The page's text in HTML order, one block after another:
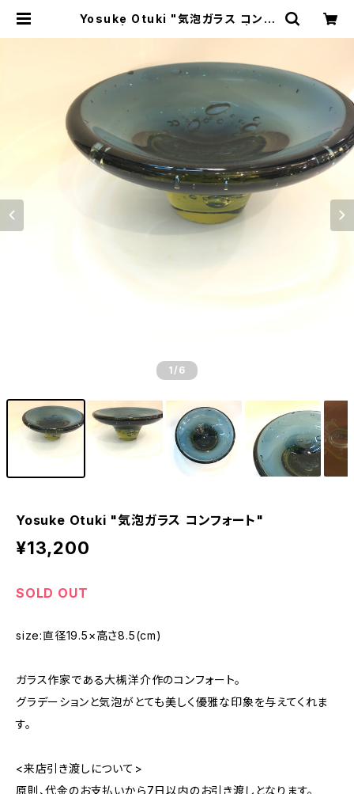
Yosuke Otuki "気泡ガラス コンフ
1 /6
Yosuke Otuki "気泡ガラス コンフォート"
¥13,200
SOLD OUT
size:直径19.5×高さ8.5(cm)
ガラス作家である大槻洋介作のコンフォート。
グラデーションと気泡がとても美しく優雅な印象を与えてくれま
す。
<来店引き渡しについて>
原則、代金のお支払いから7日以内のお引き渡しとなります。